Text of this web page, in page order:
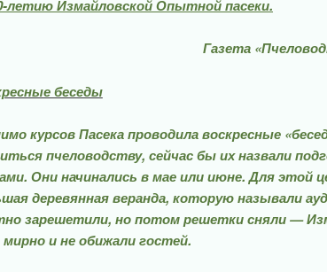
летию Измайловской Опытной пасеки.
Газета
беседы
курсов Пасека прово­дила воскресные
пчеловод­ству, сейчас бы их назвали
Они начинались в мае или июне. Для этой
деревянная веранда, которую называли
зарешетили, но потом решетки сняли —
мирно и не обижали гостей.